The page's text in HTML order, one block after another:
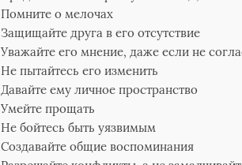
Помните о мелочах
Защищайте друга в его отсутствие
Уважайте его мнение, даже если не
Не пытайтесь его изменить
Давайте ему личное пространство
Умейте прощать
Не бойтесь быть уязвимым
Создавайте общие воспоминания